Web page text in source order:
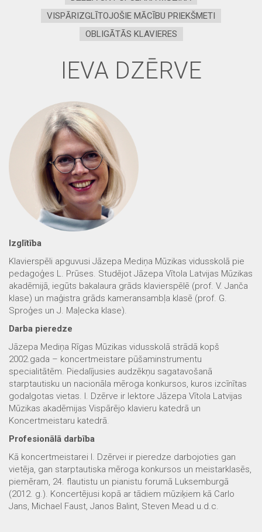
VISPĀRIZGLĪTOJOŠIE MĀCĪBU PRIEKŠMETI
OBLIGĀTĀS KLAVIERES
IEVA DZĒRVE
Izglītība
Klavierspēli apguvusi Jāzepa Mediņa Mūzikas vidusskolā pie
pedagoģes L. Prūses. Studējot Jāzepa Vītola Latvijas Mūzikas
akadēmijā, iegūts bakalaura grāds klavierspēlē (prof. V. Janča
klase) un maģistra grāds kameransambļa klasē (prof. G.
Sproģes un J. Maļecka klase).
Darba pieredze
Jāzepa Mediņa Rīgas Mūzikas vidusskolā strādā kopš
2002.gada – koncertmeistare pūšaminstrumentu
specialitātēm. Piedalījusies audzēkņu sagatavošanā
starptautisku un nacionāla mēroga konkursos, kuros izcīnītas
godalgotas vietas. I. Dzērve ir lektore Jāzepa Vītola Latvijas
Mūzikas akadēmijas Vispārējo klavieru katedrā un
Koncertmeistaru katedrā.
Profesionālā darbība
Kā koncertmeistarei I. Dzērvei ir pieredze darbojoties gan
vietēja, gan starptautiska mēroga konkursos un meistarklasēs,
piemēram, 24. flautistu un pianistu forumā Luksemburgā
(2012. g.). Koncertējusi kopā ar tādiem mūziķiem kā Carlo
Jans, Michael Faust, Janos Balint, Steven Mead u.d.c.